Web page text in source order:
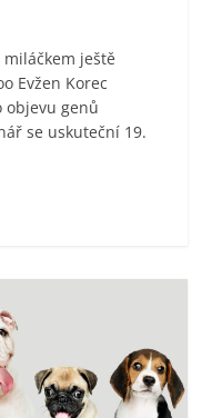
ještě
Evžen Korec
genů
se uskuteční 19.